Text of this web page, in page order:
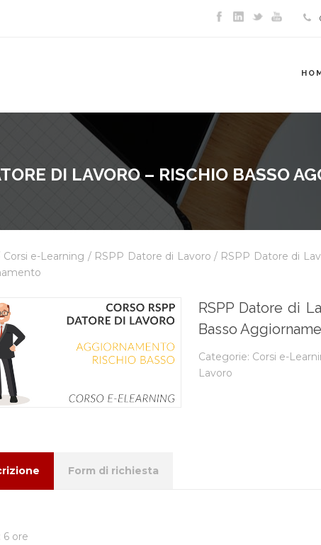
DI LAVORO – RISCHIO BASSO
Corsi e-Learning / RSPP Datore di Lavoro / RSPP Datore di
RSPP Datore di
Basso
Categorie: Corsi e-
Lavoro
Form di richiesta
: 6 ore